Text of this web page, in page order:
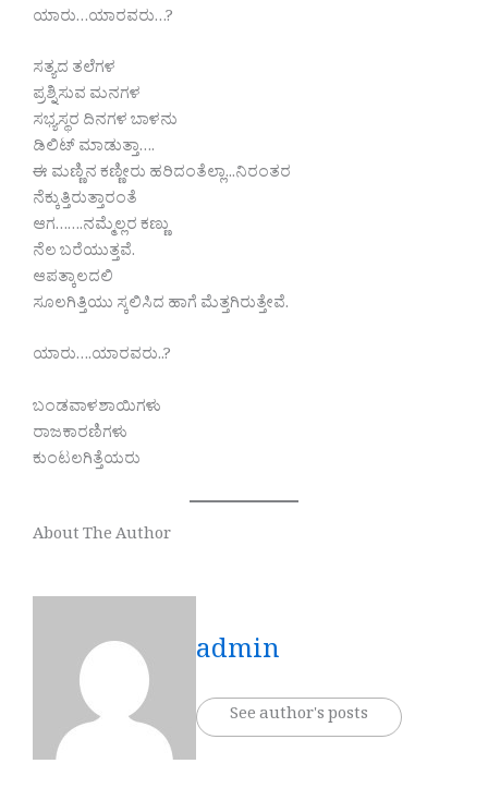
ಯಾರು…ಯಾರವರು…?
ಸತ್ಯದ ತಲೆಗಳ
ಪ್ರಶ್ನಿಸುವ ಮನಗಳ
ಸಭ್ಯಸ್ಥರ ದಿನಗಳ ಬಾಳನು
ಡಿಲಿಟ್ ಮಾಡುತ್ತಾ….
ಈ ಮಣ್ಣಿನ ಕಣ್ಣೀರು ಹರಿದಂತೆಲ್ಲಾ..‌.ನಿರಂತರ
ನೆಕ್ಕುತ್ತಿರುತ್ತಾರಂತೆ
ಆಗ…….ನಮ್ಮೆಲ್ಲರ ಕಣ್ಣು
ನೆಲ ಬರೆಯುತ್ತವೆ.
ಆಪತ್ಕಾಲದಲಿ
ಸೂಲಗಿತ್ತಿಯು ಸ್ಕಲಿಸಿದ ಹಾಗೆ ಮೆತ್ತಗಿರುತ್ತೇವೆ.
ಯಾರು….ಯಾರವರು..?
ಬಂಡವಾಳಶಾಯಿಗಳು
ರಾಜಕಾರಣಿಗಳು
ಕುಂಟಲಗಿತ್ತೆಯರು
About The Author
admin
See author's posts